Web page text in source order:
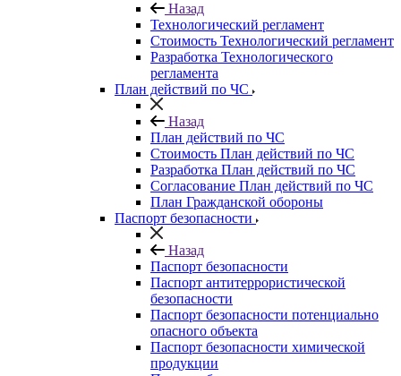
Назад
Технологический регламент
Стоимость Технологический регламент
Разработка Технологического
регламента
План действий по ЧС
Назад
План действий по ЧС
Стоимость План действий по ЧС
Разработка План действий по ЧС
Согласование План действий по ЧС
План Гражданской обороны
Паспорт безопасности
Назад
Паспорт безопасности
Паспорт антитеррористической
безопасности
Паспорт безопасности потенциально
опасного объекта
Паспорт безопасности химической
продукции